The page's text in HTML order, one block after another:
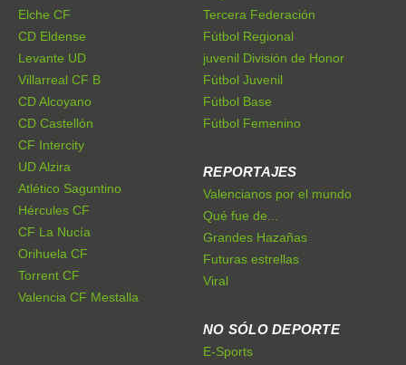
Elche CF
CD Eldense
Levante UD
Villarreal CF B
CD Alcoyano
CD Castellón
CF Intercity
UD Alzira
Atlético Saguntino
Hércules CF
CF La Nucía
Orihuela CF
Torrent CF
Valencia CF Mestalla
Tercera Federación
Fútbol Regional
juvenil División de Honor
Fútbol Juvenil
Fútbol Base
Fútbol Femenino
REPORTAJES
Valencianos por el mundo
Qué fue de...
Grandes Hazañas
Futuras estrellas
Viral
NO SÓLO DEPORTE
E-Sports